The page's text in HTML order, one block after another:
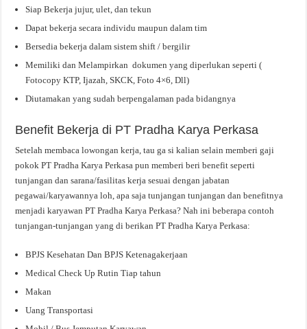
Siap Bekerja jujur, ulet, dan tekun
Dapat bekerja secara individu maupun dalam tim
Bersedia bekerja dalam sistem shift / bergilir
Memiliki dan Melampirkan dokumen yang diperlukan seperti (
Fotocopy KTP, Ijazah, SKCK, Foto 4×6, Dll)
Diutamakan yang sudah berpengalaman pada bidangnya
Benefit Bekerja di PT Pradha Karya Perkasa
Setelah membaca lowongan kerja, tau ga si kalian selain memberi gaji
pokok PT Pradha Karya Perkasa pun memberi beri benefit seperti
tunjangan dan sarana/fasilitas kerja sesuai dengan jabatan
pegawai/karyawannya loh, apa saja tunjangan tunjangan dan benefitnya
menjadi karyawan PT Pradha Karya Perkasa? Nah ini beberapa contoh
tunjangan-tunjangan yang di berikan PT Pradha Karya Perkasa:
BPJS Kesehatan Dan BPJS Ketenagakerjaan
Medical Check Up Rutin Tiap tahun
Makan
Uang Transportasi